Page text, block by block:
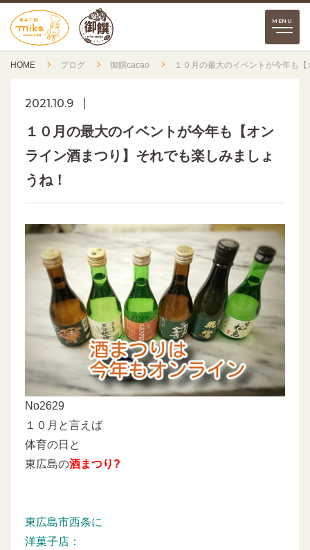
HOME ブログ 御饌cacao １０月の最大のイベントが今年も
2021.10.9
１０月の最大のイベントが今年も【オン
ライン酒まつり】それでも楽しみましょ
うね！
No2629
１０月と言えば
体育の日と
東広島の酒まつり?
東広島市西条に
洋菓子店：